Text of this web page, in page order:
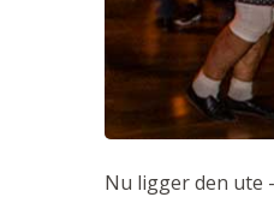
Nu ligger den ute